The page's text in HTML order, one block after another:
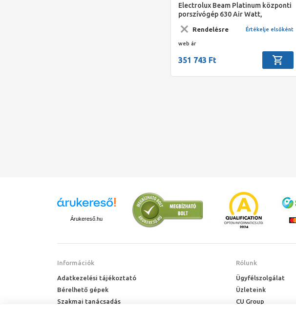
Electrolux Beam Platinum központi
porszívógép 630 Air Watt,
portartály,/107 cm/,3 év garancia;
Rendelésre Értékelje elsőként
web ár
351 743 Ft
Árukereső.hu
Információk
Adatkezelési tájékoztató
Bérelhető gépek
Szakmai tanácsadás
Rólunk
Ügyfélszolgálat
Üzleteink
CU Group